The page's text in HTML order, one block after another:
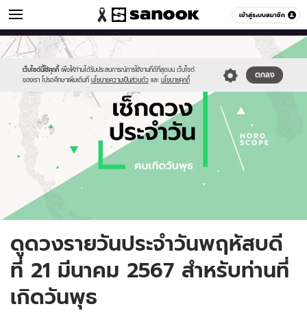
เข้าสู่ระบบสมาชิก
ดูดวง หมวดอื่นๆ
เว็บไซต์นี้ใช้คุกกี้ เพื่อให้ท่านได้รับประสบการณ์การใช้งานที่ดีที่สุดบน เว็บไซต์
ของเรา โปรดศึกษาเพิ่มเติมที่ นโยบายความเป็นส่วนตัว และ นโยบายคุกกี้
ตกลง
Sanook
//s.isanook.com/sr/0/images/logo-
new-
sanook.png
600
60
//s.isanook.com/ho/0/ud/fxd/day/daily-
horoscope-
wednesday.jpg
ดูดวงรายวันประจำวันพฤหัสบดี
ที่ 21 มีนาคม 2567 สำหรับท่านที่
เกิดวันพุธ